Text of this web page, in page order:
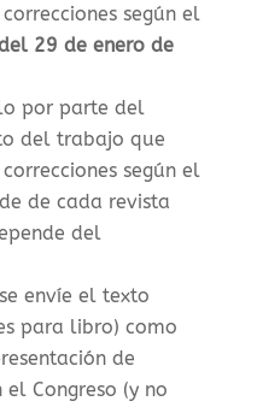
según el
29 de enero de
por parte del
del trabajo que
según el
de cada revista
del
envíe el texto
para libro) como
de
Congreso (y no